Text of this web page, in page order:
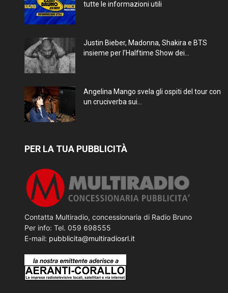
tutte le informazioni utili
Justin Bieber, Madonna, Shakira e BTS
insieme per l’Halftime Show dei...
Angelina Mango svela gli ospiti del tour con
un cruciverba sui...
PER LA TUA PUBBLICITÀ
Contatta Multiradio, concessionaria di Radio Bruno
Per info: Tel. 059 698555
E-mail: pubblicita@multiradiosrl.it